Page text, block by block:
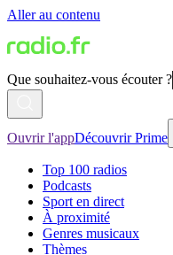
Aller au contenu
Que souhaitez-vous écouter ?
Ouvrir l'appDécouvrir Prime
Top 100 radios
Podcasts
Sport en direct
À proximité
Genres musicaux
Thèmes